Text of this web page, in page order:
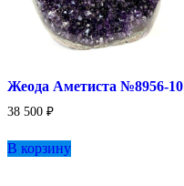
Жеода Аметиста №8956-10
38 500 ₽
В корзину